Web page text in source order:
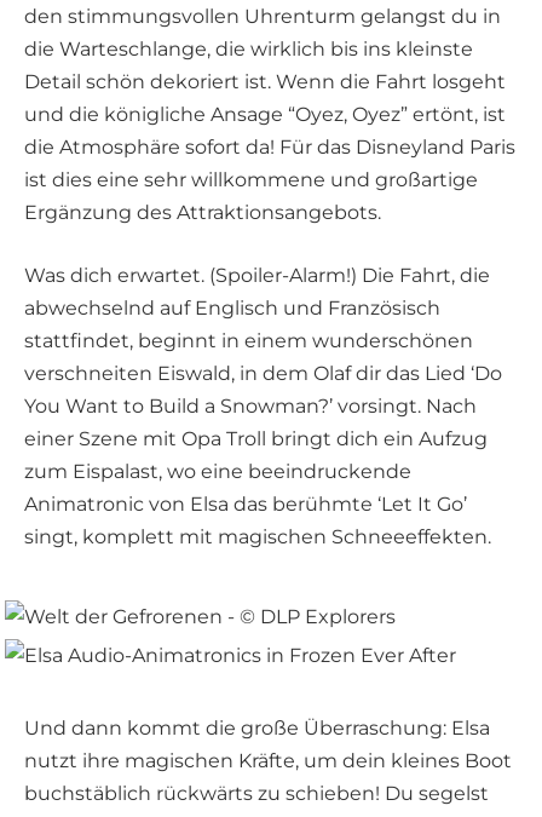
den stimmungsvollen Uhrenturm gelangst du in
die Warteschlange, die wirklich bis ins kleinste
Detail schön dekoriert ist. Wenn die Fahrt losgeht
und die königliche Ansage “Oyez, Oyez” ertönt, ist
die Atmosphäre sofort da! Für das Disneyland Paris
ist dies eine sehr willkommene und großartige
Ergänzung des Attraktionsangebots.
Was dich erwartet. (Spoiler-Alarm!) Die Fahrt, die
abwechselnd auf Englisch und Französisch
stattfindet, beginnt in einem wunderschönen
verschneiten Eiswald, in dem Olaf dir das Lied ‘Do
You Want to Build a Snowman?’ vorsingt. Nach
einer Szene mit Opa Troll bringt dich ein Aufzug
zum Eispalast, wo eine beeindruckende
Animatronic von Elsa das berühmte ‘Let It Go’
singt, komplett mit magischen Schneeeffekten.
Und dann kommt die große Überraschung: Elsa
nutzt ihre magischen Kräfte, um dein kleines Boot
buchstäblich rückwärts zu schieben! Du segelst